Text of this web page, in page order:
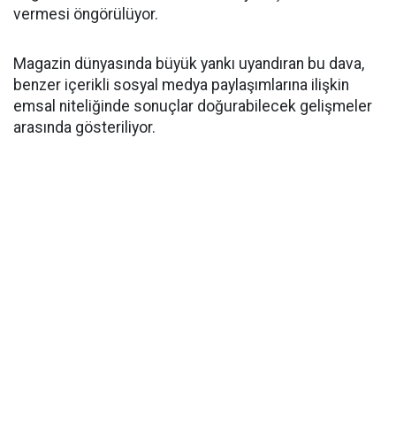
vermesi öngörülüyor.
Magazin dünyasında büyük yankı uyandıran bu dava,
benzer içerikli sosyal medya paylaşımlarına ilişkin
emsal niteliğinde sonuçlar doğurabilecek gelişmeler
arasında gösteriliyor.